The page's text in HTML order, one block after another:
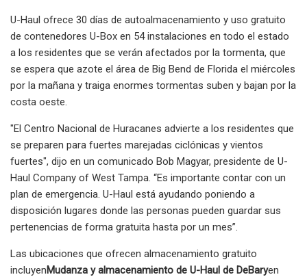
U-Haul ofrece 30 días de autoalmacenamiento y uso gratuito
de contenedores U-Box en 54 instalaciones en todo el estado
a los residentes que se verán afectados por la tormenta, que
se espera que azote el área de Big Bend de Florida el miércoles
por la mañana y traiga enormes tormentas suben y bajan por la
costa oeste.
"El Centro Nacional de Huracanes advierte a los residentes que
se preparen para fuertes marejadas ciclónicas y vientos
fuertes", dijo en un comunicado Bob Magyar, presidente de U-
Haul Company of West Tampa. “Es importante contar con un
plan de emergencia. U-Haul está ayudando poniendo a
disposición lugares donde las personas pueden guardar sus
pertenencias de forma gratuita hasta por un mes”.
Las ubicaciones que ofrecen almacenamiento gratuito
incluyenMudanza y almacenamiento de U-Haul de DeBaryen